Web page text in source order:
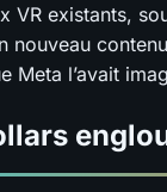
VR existants,
nouveau
Meta l’avait